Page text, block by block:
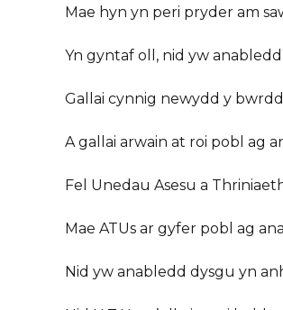
Mae hyn yn peri pryder am
Yn gyntaf oll, nid yw
Gallai cynnig newydd y
A gallai arwain at roi pobl ag
Fel Unedau Asesu a
Mae ATUs ar gyfer pobl ag
Nid yw anabledd dysgu yn